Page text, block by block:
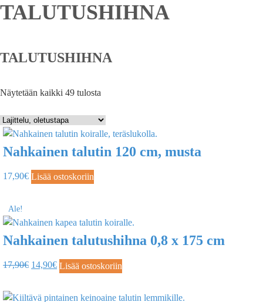
TALUTUSHIHNA
TALUTUSHIHNA
Näytetään kaikki 49 tulosta
Nahkainen talutin 120 cm, musta
17,90€ Lisää ostoskoriin
Ale!
Nahkainen talutushihna 0,8 x 175 cm
17,90€ 14,90€ Lisää ostoskoriin